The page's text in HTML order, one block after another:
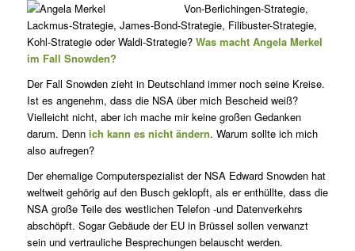
Von-Berlichingen-Strategie,
Lackmus-Strategie, James-Bond-Strategie, Filibuster-Strategie,
Kohl-Strategie oder Waldi-Strategie? Was macht Angela Merkel
im Fall Snowden?
Der Fall Snowden zieht in Deutschland immer noch seine Kreise.
Ist es angenehm, dass die NSA über mich Bescheid weiß?
Vielleicht nicht, aber ich mache mir keine großen Gedanken
darum. Dennich kann es nicht ändern. Warum sollte ich mich
also aufregen?
Der ehemalige Computerspezialist der NSA Edward Snowden hat
weltweit gehörig auf den Busch geklopft, als er enthüllte, dass die
NSA große Teile des westlichen Telefon -und Datenverkehrs
abschöpft. Sogar Gebäude der EU in Brüssel sollen verwanzt
sein und vertrauliche Besprechungen belauscht werden.